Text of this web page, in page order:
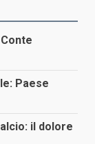
Paese
il dolore